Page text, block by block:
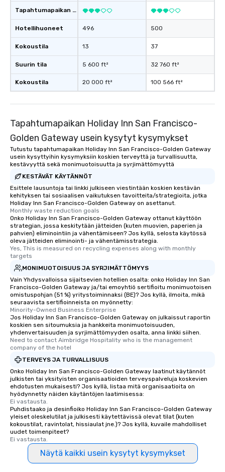
Tapahtumapaikan luokitus
Hotellihuoneet
Kokoustila
Suurin tila
Kokoustila
496
13
5 600 ft²
20 000 ft²
500
37
32 760 ft²
100 566 ft²
Tapahtumapaikan Holiday Inn San Francisco-
Golden Gateway usein kysytyt kysymykset
Tutustu tapahtumapaikan Holiday Inn San Francisco-Golden Gateway
usein kysyttyihin kysymyksiin koskien terveyttä ja turvallisuutta,
kestävyyttä sekä monimuotoisuutta ja syrjimättömyyttä
KESTÄVÄT KÄYTÄNNÖT
Esittele lausuntoja tai linkki julkiseen viestintään koskien kestävän
kehityksen tai sosiaalisen vaikutuksen tavoitteita/strategioita, jotka
Holiday Inn San Francisco-Golden Gateway on asettanut.
Monthly waste reduction goals
Onko Holiday Inn San Francisco-Golden Gateway ottanut käyttöön
strategian, jossa keskitytään jätteiden (kuten muovien, paperien ja
pahvien) eliminointiin ja vähentämiseen? Jos kyllä, selosta käytössä
oleva jätteiden eliminointi- ja vähentämisstrategia.
Yes, This is measured on recycling expenses along with monthly
targets
MONIMUOTOISUUS JA SYRJIMÄTTÖMYYS
Vain Yhdysvalloissa sijaitsevien hotellien osalta: onko Holiday Inn San
Francisco-Golden Gateway ja/tai emoyhtiö sertifioitu monimuotoisen
omistuspohjan (51 %) yritystoiminnaksi (BE)? Jos kyllä, ilmoita, mikä
seuraavista sertifioinneista on myönnetty:
Minority-Owned Business Enterprise
Jos Holiday Inn San Francisco-Golden Gateway on julkaissut raportin
koskien sen sitoumuksia ja hankkeita monimuotoisuuden,
yhdenvertaisuuden ja syrjimättömyyden osalta, anna linkki siihen.
Need to contact Aimbridge Hospitality who is the management
company of the hotel
TERVEYS JA TURVALLISUUS
Onko Holiday Inn San Francisco-Golden Gateway laatinut käytännöt
julkisten tai yksityisten organisaatioiden terveyspalveluja koskevien
ehdotusten mukaisesti? Jos kyllä, listaa mitä organisaatioita on
hyödynnetty näiden käytäntöjen laatimisessa:
Ei vastausta.
Puhdistaako ja desinfioiko Holiday Inn San Francisco-Golden Gateway
yleiset oleskelutilat ja julkisesti käytettävissä olevat tilat (kuten
kokoustilat, ravintolat, hissiaulat jne.)? Jos kyllä, kuvaile mahdolliset
uudet toimenpiteet?
Ei vastausta.
Näytä kaikki usein kysytyt kysymykset